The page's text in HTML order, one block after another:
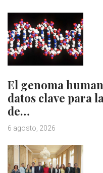
El genoma
datos clave para
de…
6 agosto, 2026